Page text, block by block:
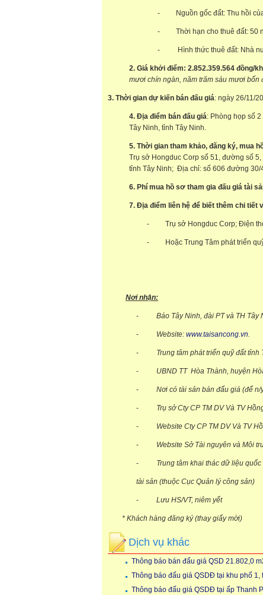
- Nguồn gốc đất: Thu hồi của
- Thời hạn cho thuê đất: 50
- Hình thức thuê đất: Nhà
2.Giá khởi điểm:2.852.359.564 đồng/
mươi chín ngàn, năm trăm sáu mươi bốn
3. Thời gian dự kiến bán đấu giá: ngày 26/11/
4. Địa điểm bán đấu giá: Phòng họp số
Tây Ninh, tỉnh Tây Ninh.
5. Thời gian tham khảo, đăng ký, mua
Trụ sở Hongduc Corp số 51, đường số
tỉnh Tây Ninh; Địa chỉ: số 606 đường 30/
6. Phí mua hồ sơ tham gia đấu giá tài
7. Địa điểm liên hệ để biết thêm chi tiết
- Trụ sở Hongduc Corp; Điện
- Hoặc Trung Tâm phát triển
Nơi nhận:
- Báo Tây Ninh, đài PT và TH Tây
- Website: www.taisancong.vn
- Trung tâm phát triển quỹ đất
- UBND TT Hòa Thành,
- Nơi có tài
- Trụ sở Cty CP TM
- Website Cty CP TM DV Và TV
- Website Sở Tài nguyên và Môi
- Trung tâm khai thác dữ liệu
tài sản (thuộc
- Lưu HS/VT, niêm yết
* Khách hàng đăng ký (thay giấy mời)
Dịch vụ khác
Thông báo bán đấu giá QSD 21.802,0
Thông báo đấu giá QSDĐ tại khu phố
Thông báo đấu giá QSDĐ tại ấp Thanh